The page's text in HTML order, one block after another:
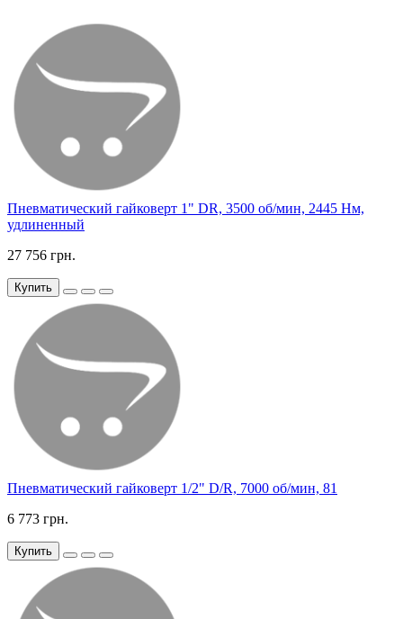
Пневматический гайковерт 1" DR, 3500 об/мин, 2445 Нм,
удлиненный
27 756 грн.
Купить
Пневматический гайковерт 1/2" D/R, 7000 об/мин, 81
6 773 грн.
Купить